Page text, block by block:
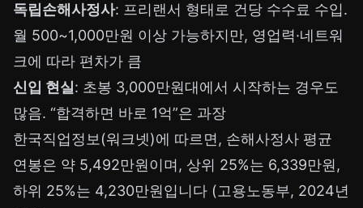
독립손해사정사: 프리랜서 형태로 건당 수수료 수입.
월 500~1,000만원 이상 가능하지만, 영업력·네트워
크에 따라 편차가 큼
신입 현실: 초봉 3,000만원대에서 시작하는 경우도
많음. “합격하면 바로 1억”은 과장
한국직업정보(워크넷)에 따르면, 손해사정사 평균
연봉은 약 5,492만원이며, 상위 25%는 6,339만원,
하위 25%는 4,230만원입니다 (고용노동부, 2024년